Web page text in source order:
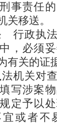
事责任
关移送。
行政执
，必须
有关的证
机关对
写涉案
定予以
或者不